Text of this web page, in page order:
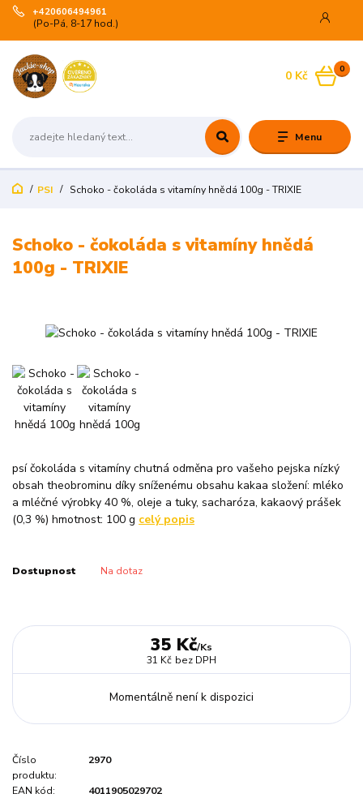
Menu
+420606494961
(Po-Pá, 8-17 hod.)
0
0 Kč
PSI Schoko - čokoláda s vitamíny hnědá 100g - TRIXIE
Schoko - čokoláda s vitamíny hnědá
100g - TRIXIE
psí čokoláda s vitamíny chutná odměna pro vašeho pejska nízký
obsah theobrominu díky sníženému obsahu kakaa složení: mléko
a mléčné výrobky 40 %, oleje a tuky, sacharóza, kakaový prášek
(0,3 %) hmotnost: 100 g celý popis
Dostupnost Na dotaz
35 Kč/Ks
31 Kč bez DPH
Momentálně není k dispozici
Číslo
produktu:
2970
EAN kód:
4011905029702